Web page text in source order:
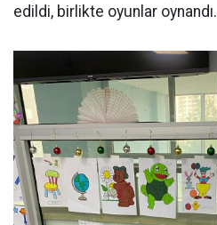
edildi, birlikte oyunlar oynandı.